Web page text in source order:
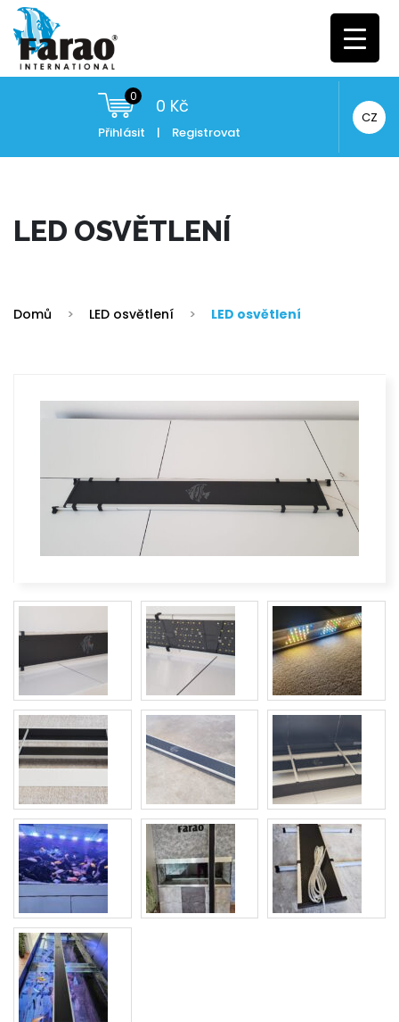
0 0 Kč
Přihlásit | Registrovat
CZ
LED OSVĚTLENÍ
Domů > LED osvětlení > LED osvětlení